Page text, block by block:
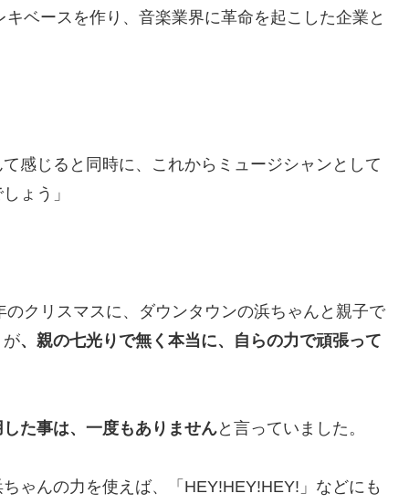
ベースを作り、音楽業界に革命を起こした企業と
感じると同時に、これからミュージシャンとして
ょう」
クリスマスに、ダウンタウンの浜ちゃんと親子で
が、親の七光りで無く本当に、自らの力で頑張って
た事は、一度もありませんと言っていました。
ゃんの力を使えば、「HEY!HEY!HEY!」などにも